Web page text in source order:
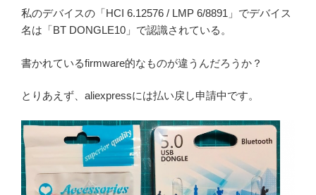
私のデバイスの「HCI 6.12576 / LMP 6/8891」でデバイス
名は「BT DONGLE10」で認識されている。
書かれているfirmware的なものが違うんだろうか？
とりあえず、aliexpressには払い戻し申請中です。